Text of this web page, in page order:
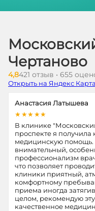
Чертаново
4,8421 отзыв • 655
Открыть на Яндекс
Анастасия Латышева
★★★★★
В клинике
проспекте я
медицинскую
внимательный,
профессионализм
что позволяет
клиники приятный,
комфортному
приема иногда
целом, рекомендую
качественное